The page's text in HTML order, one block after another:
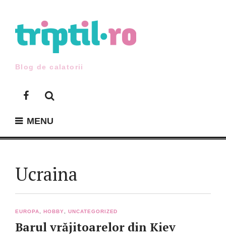
content
Blog de calatorii
Facebook
MENU
Ucraina
EUROPA HOBBY UNCATEGORIZED
Barul vrăjitoarelor din Kiev